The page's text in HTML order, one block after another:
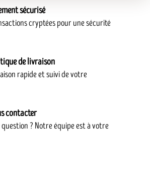
sécurisé
cryptées pour une sécurité
de livraison
rapide et suivi de votre
contacter
question ? Notre équipe est à votre